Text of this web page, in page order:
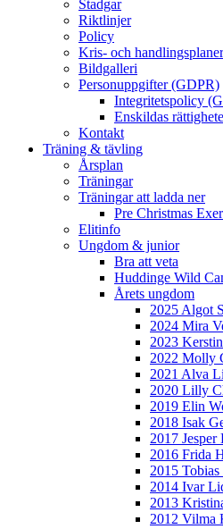
Stadgar
Riktlinjer
Policy
Kris- och handlingsplaner
Bildgalleri
Personuppgifter (GDPR)
Integritetspolicy
Enskildas
Kontakt
Träning & tävling
Årsplan
Träningar
Träningar att ladda ner
Pre Christmas
Elitinfo
Ungdom & junior
Bra att veta
Huddinge Wild
Årets ungdom
2025 Algot
2024 Mira
2023
2022 Molly
2021 Alva
2020 Lilly
2019 Elin
2018 Isak
2017 Jesper
2016 Frida
2015
2014 Ivar
2013
2012 Vilma